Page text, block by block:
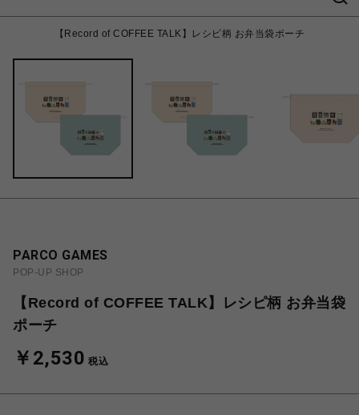
【Record of COFFEE TALK】レシピ柄 お弁当袋ポーチ
PARCO GAMES
POP-UP SHOP
【Record of COFFEE TALK】レシピ柄 お弁当袋
ポーチ
￥2,530 税込